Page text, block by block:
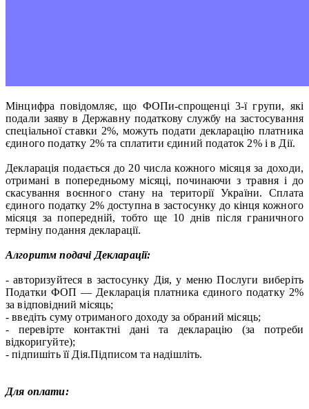
Мінцифра повідомляє, що ФОПи-спрощенці 3-ї групи, які
подали заяву в Державну податкову службу на застосування
спеціальної ставки 2%, можуть подати декларацію платника
єдиного податку 2% та сплатити єдиний податок 2% і в Дії.
Декларація подається до 20 числа кожного місяця за доходи,
отримані в попередньому місяці, починаючи з травня і до
скасування воєнного стану на території України. Сплата
єдиного податку 2% доступна в застосунку до кінця кожного
місяця за попередній, тобто ще 10 днів після граничного
терміну подання декларації.
Алгоритм подачі Декларації:
- авторизуйтеся в застосунку Дія, у меню Послуги виберіть
Податки ФОП — Декларація платника єдиного податку 2%
за відповідний місяць;
- введіть суму отриманого доходу за обраний місяць;
- перевірте контактні дані та декларацію (за потреби
відкоригуйте);
- підпишіть її Дія.Підписом та надішліть.
Для оплати: